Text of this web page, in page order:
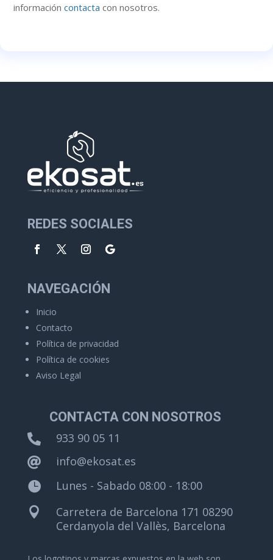
informacióncontacta con nosotros.
REDES SOCIALES
NAVEGACIÓN
Inicio
Contacto
Política de privacidad
Política de cookies
Aviso Legal
CONTACTA CON NOSOTROS
 933 90 05 11
 info@ekosat.es
 Lunes - Sabado 08:00 - 18:00

Carretera de Barcelona 171 08290
Cerdanyola del Vallès, Barcelona